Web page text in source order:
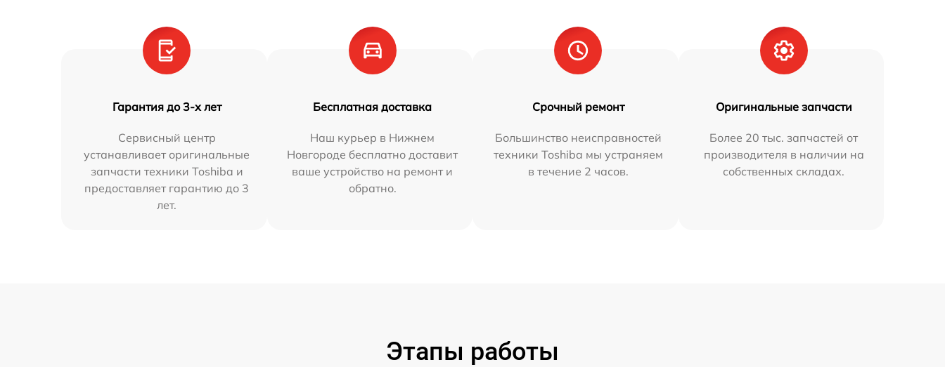
Гарантия до 3-х лет
Сервисный центр
устанавливает оригинальные
запчасти техники Toshiba и
предоставляет гарантию до 3
лет.
Бесплатная доставка
Наш курьер в Нижнем
Новгороде бесплатно доставит
ваше устройство на ремонт и
обратно.
Срочный ремонт
Большинство неисправностей
техники Toshiba мы устраняем
в течение 2 часов.
Оригинальные запчасти
Более 20 тыс. запчастей от
производителя в наличии на
собственных складах.
Этапы работы